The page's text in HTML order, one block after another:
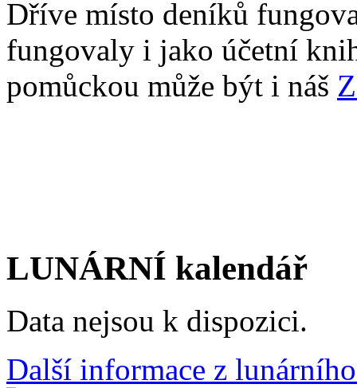
Dříve místo deníků
fungovaly i jako účetní
pomůckou může být i náš
LUNÁRNÍ kalendář
Data nejsou k dispozici.
Další informace z